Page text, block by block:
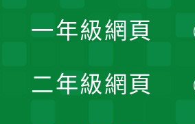
一年級網頁
二年級網頁